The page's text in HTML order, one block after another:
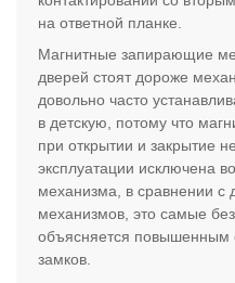
на ответной планке.
Магнитные запирающие
дверей стоят дороже
довольно часто
в детскую, потому что
при открытии и закрытие
эксплуатации исключена
механизма, в сравнении
механизмов, это самые
объясняется повышенным
замков.